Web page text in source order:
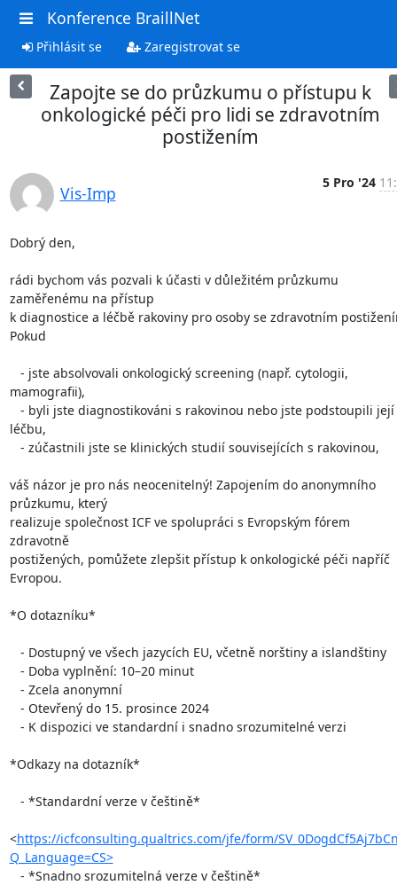
Konference BraillNet
Přihlásit se Zaregistrovat se
Zapojte se do průzkumu o přístupu k
onkologické péči pro lidi se zdravotním
postižením
Vis-Imp
5 Pro '24
Dobrý den,
rádi bychom vás pozvali k účasti v důležitém průzkumu
zaměřenému na přístup
k diagnostice a léčbě rakoviny pro osoby se zdravotním
Pokud
mamografii),
léčbu,
váš názor je pro nás neocenitelný! Zapojením do anonymního
průzkumu, který
realizuje společnost ICF ve spolupráci s Evropským fórem
zdravotně
postižených, pomůžete zlepšit přístup k onkologické péči napříč
Evropou.
*O dotazníku*
*Odkazy na dotazník*
<https://icfconsulting.qualtrics.com/jfe/form/
Q_Language=CS>